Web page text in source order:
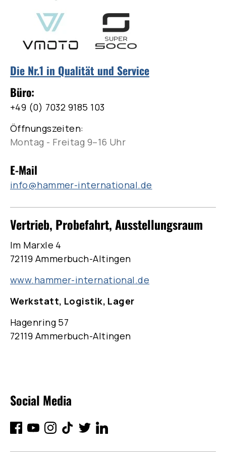
Die Nr.1 in Qualität und Service
Büro:
+49 (0) 7032 9185 103
Öffnungszeiten:
Montag - Freitag 9–16 Uhr
E-Mail
info@hammer-international.de
Vertrieb, Probefahrt, Ausstellungsraum
Im Marxle 4
72119 Ammerbuch-Altingen
www.hammer-international.de
Werkstatt, Logistik, Lager
Hagenring 57
72119 Ammerbuch-Altingen
Social Media